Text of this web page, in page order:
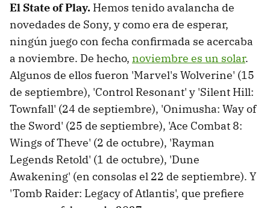
El State of Play. Hemos tenido avalancha de
novedades de Sony, y como era de esperar,
ningún juego con fecha confirmada se acercaba
a noviembre. De hecho, noviembre es un solar.
Algunos de ellos fueron 'Marvel's Wolverine' (15
de septiembre), 'Control Resonant' y 'Silent Hill:
Townfall' (24 de septiembre), 'Onimusha: Way of
the Sword' (25 de septiembre), 'Ace Combat 8:
Wings of Theve' (2 de octubre), 'Rayman
Legends Retold' (1 de octubre), 'Dune
Awakening' (en consolas el 22 de septiembre). Y
'Tomb Raider: Legacy of Atlantis', que prefiere